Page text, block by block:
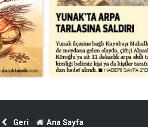
Geri Ana Sayfa